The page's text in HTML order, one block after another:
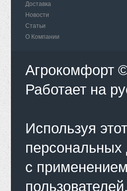
Доставка
Новости
Статьи
О Компании
Агрокомфорт
Работает на
Используя
персональных
с